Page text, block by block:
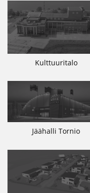
Kulttuuritalo
Jäähalli Tornio